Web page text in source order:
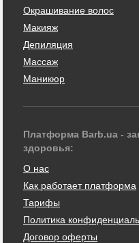
Окрашивание волос
Макияж
Депиляция
Массаж
Маникюр
Платформа Barb.ua -
здоровья:
О нас
Как работает платформа
Тарифы
Политика
Договор оферты